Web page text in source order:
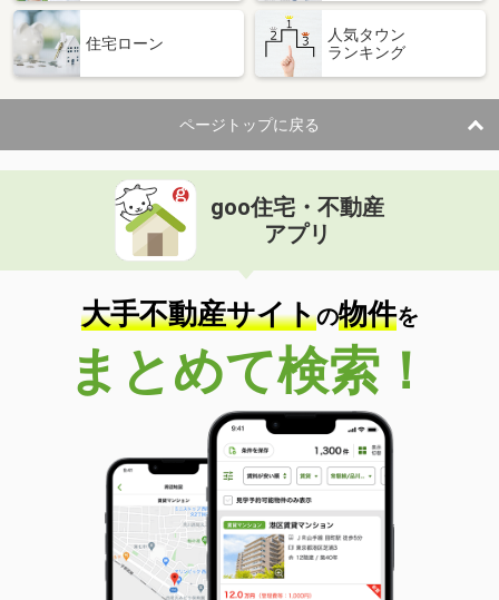
住宅ローン
人気タウン
ランキング
ページトップに戻る
goo住宅・不動産
アプリ
大手不動産サイトの物件を
まとめて検索！